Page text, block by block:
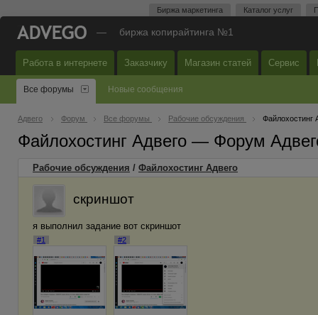
Биржа маркетинга Каталог услуг
— биржа копирайтинга №1
Работа в интернете Заказчику Магазин статей Сервис
Все форумы Новые сообщения
Адвего Форум Все форумы Рабочие обсуждения Файлохостинг
Файлохостинг Адвего — Форум
Рабочие обсуждения / Файлохостинг Адвего
скриншот
я выполнил задание вот скриншот
#1 #2